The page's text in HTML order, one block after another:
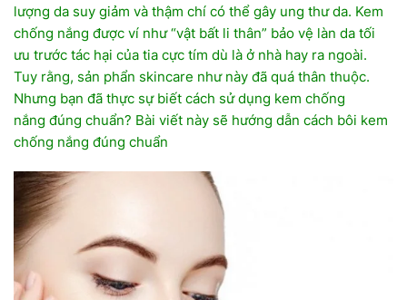
lượng da suy giảm và thậm chí có thể gây ung thư da. Kem
chống nắng được ví như “vật bất li thân” bảo vệ làn da tối
ưu trước tác hại của tia cực tím dù là ở nhà hay ra ngoài.
Tuy rằng, sản phẩn skincare như này đã quá thân thuộc.
Nhưng bạn đã thực sự biết cách sử dụng kem chống
nắng đúng chuẩn? Bài viết này sẽ hướng dẫn cách bôi kem
chống nắng đúng chuẩn